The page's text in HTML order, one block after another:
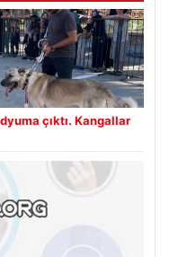
çıktı. Kangallar